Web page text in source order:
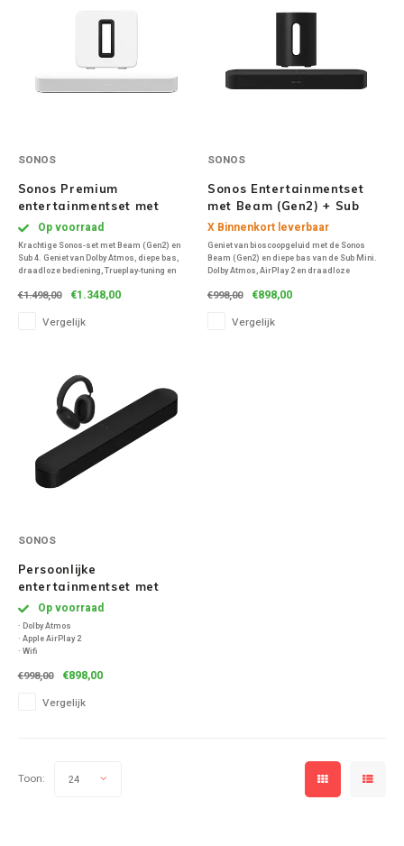
SONOS
Sonos Premium
entertainmentset met
Beam (Gen2) + Sub 4 - Wit
Op voorraad
Krachtige Sonos-set met Beam (Gen2) en
Sub 4. Geniet van Dolby Atmos, diepe bas,
draadloze bediening, Trueplay-tuning en
Compact design, groots geluid.
€1.498,00 €1.348,00
Vergelijk
SONOS
Sonos Entertainmentset
met Beam (Gen2) + Sub
Mini - Zwart
X Binnenkort leverbaar
Geniet van bioscoopgeluid met de Sonos
Beam (Gen2) en diepe bas van de Sub Mini.
Dolby Atmos, AirPlay 2 en draadloze
muziek en games – compact, krachtig en
€998,00 €898,00
Vergelijk
SONOS
Persoonlijke
entertainmentset met
Beam + Sonos Ace - Zwart
Op voorraad
· Dolby Atmos
· Apple AirPlay 2
· Wifi
Noise Cancellation (ANC)
€998,00 €898,00
Vergelijk
Toon: 24